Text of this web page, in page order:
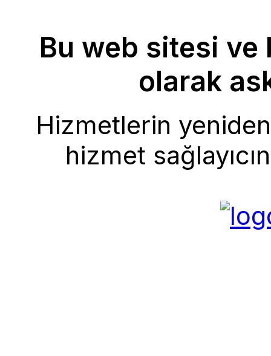
Bu web sitesi ve
olarak
Hizmetlerin
hizmet